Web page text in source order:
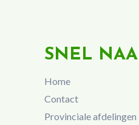
SNEL
Home
Contact
Provinciale afdelingen